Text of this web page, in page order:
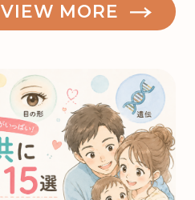
VIEW MORE